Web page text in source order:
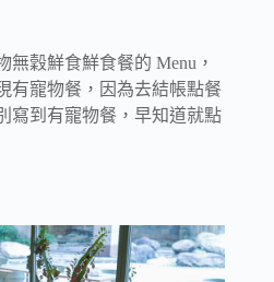
穀鮮食鮮食餐的 Menu，
有寵物餐，因為去結帳點餐
寫到有寵物餐，早知道就點